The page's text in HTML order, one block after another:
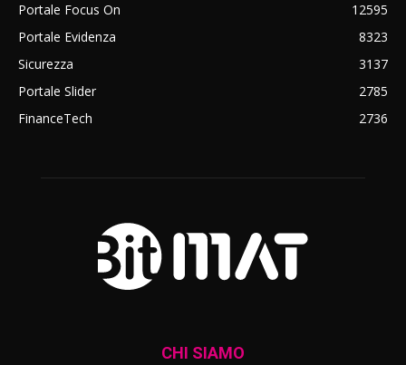
Portale Focus On
12595
Portale Evidenza
8323
Sicurezza
3137
Portale Slider
2785
FinanceTech
2736
CHI SIAMO